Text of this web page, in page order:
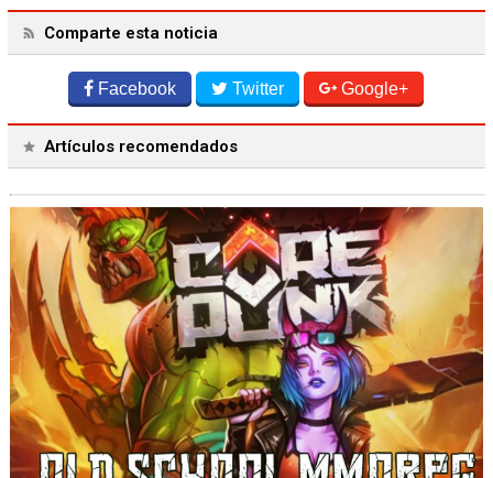
Comparte esta noticia
Facebook Twitter Google+
Artículos recomendados